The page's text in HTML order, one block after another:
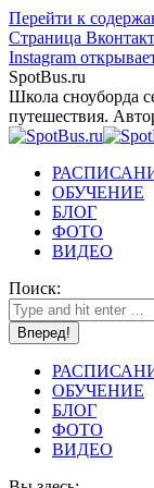
Перейти к
Страница
Instagram
SpotBus.ru
Школа сноуборда
путешествия.
ОБУЧЕНИЕ
БЛОГ
ФОТО
ВИДЕО
Поиск:
ОБУЧЕНИЕ
БЛОГ
ФОТО
ВИДЕО